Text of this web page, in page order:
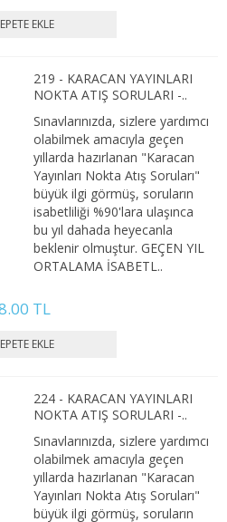
219 - KARACAN YAYINLARI
NOKTA ATIŞ SORULARI -..
Sınavlarınızda, sizlere yardımcı
olabilmek amacıyla geçen
yıllarda hazırlanan "Karacan
Yayınları Nokta Atış Soruları"
büyük ilgi görmüş, soruların
isabetliliği %90'lara ulaşınca
bu yıl dahada heyecanla
beklenir olmuştur. GEÇEN YIL
ORTALAMA İSABETL..
TL
224 - KARACAN YAYINLARI
NOKTA ATIŞ SORULARI -..
Sınavlarınızda, sizlere yardımcı
olabilmek amacıyla geçen
yıllarda hazırlanan "Karacan
Yayınları Nokta Atış Soruları"
büyük ilgi görmüş, soruların